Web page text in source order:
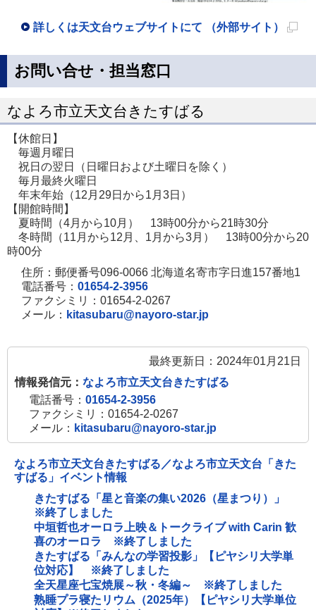
詳しくは天文台ウェブサイトにて （外部サイト）
ジ
お問い合せ・担当窓口
なよろ市立天文台きたすばる
【休館日】
毎週月曜日
祝日の翌日（日曜日および土曜日を除く）
毎月最終火曜日
年末年始（12月29日から1月3日）
【開館時間】
夏時間（4月から10月） 13時00分から21時30分
冬時間（11月から12月、1月から3月） 13時00分から20
時00分
住所：郵便番号096-0066 北海道名寄市字日進157番地1
電話番号： 01654-2-3956
ファクシミリ：01654-2-0267
メール： kitasubaru@nayoro-star.jp
最終更新日：2024年01月21日
情報発信元： なよろ市立天文台きたすばる
電話番号： 01654-2-3956
ファクシミリ：01654-2-0267
メール： kitasubaru@nayoro-star.jp
なよろ市立天文台きたすばる／なよろ市立天文台「きた
すばる」イベント情報
きたすばる「星と音楽の集い2026（星まつり）」
※終了しました
中垣哲也オーロラ上映＆トークライブ with Carin 歓
喜のオーロラ ※終了しました
きたすばる「みんなの学習投影」【ピヤシリ大学単
位対応】 ※終了しました
全天星座七宝焼展～秋・冬編～ ※終了しました
熟睡プラ寝たリウム（2025年）【ピヤシリ大学単位